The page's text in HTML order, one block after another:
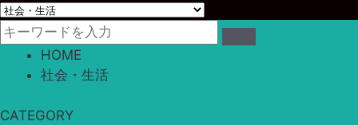
カ
テ
ゴ
HOME
社会・生活
CATEGORY